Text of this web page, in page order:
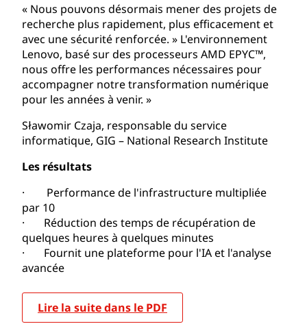
« Nous pouvons désormais mener des projets de
recherche plus rapidement, plus efficacement et
avec une sécurité renforcée. » L'environnement
Lenovo, basé sur des processeurs AMD EPYC™,
nous offre les performances nécessaires pour
accompagner notre transformation numérique
pour les années à venir. »
Sławomir Czaja, responsable du service
informatique, GIG – National Research Institute
Les résultats
· Performance de l'infrastructure multipliée
par 10
· Réduction des temps de récupération de
quelques heures à quelques minutes
· Fournit une plateforme pour l'IA et l'analyse
avancée
Lire la suite dans le PDF